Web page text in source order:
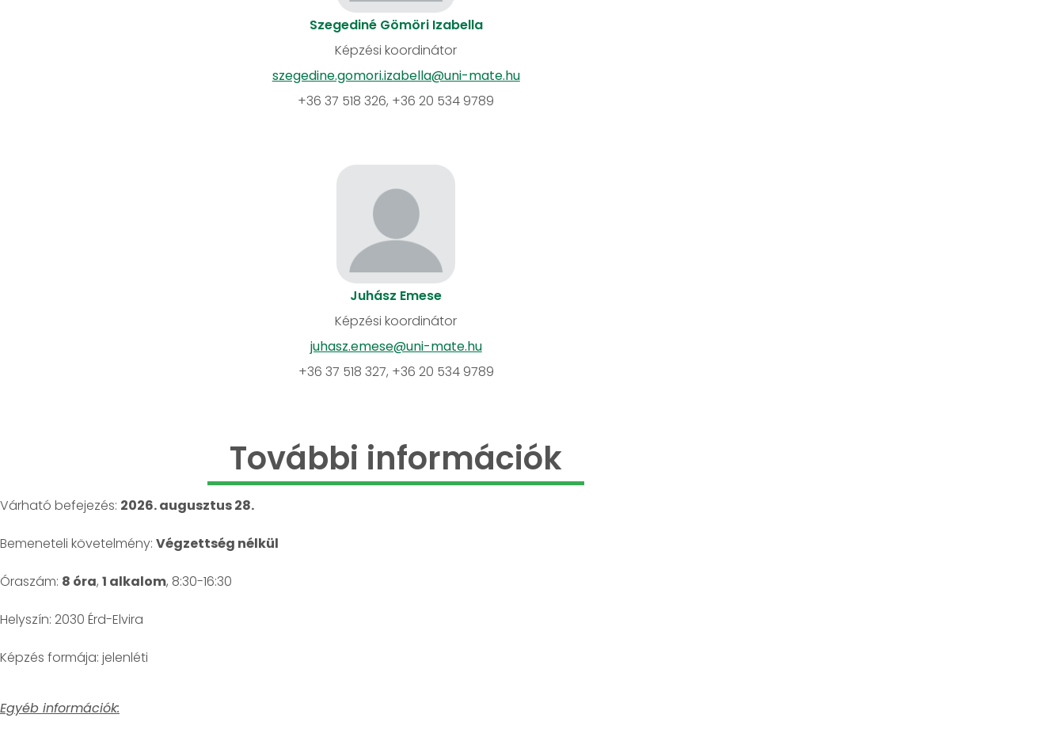
Szegediné Gömöri Izabella
Képzési koordinátor
szegedine.gomori.izabella@uni-mate.hu
+36 37 518 326, +36 20 534 9789
Juhász Emese
Képzési koordinátor
juhasz.emese@uni-mate.hu
+36 37 518 327, +36 20 534 9789
További információk
Várható befejezés: 2026. augusztus 28.
Bemeneteli követelmény: Végzettség nélkül
Óraszám: 8 óra, 1 alkalom, 8:30-16:30
Helyszín: 2030 Érd-Elvira
jelenléti
Egyéb információk: